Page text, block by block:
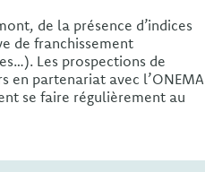
de la présence d’indices
de franchissement
Les prospections de
en partenariat avec l’ONEMA
se faire régulièrement au